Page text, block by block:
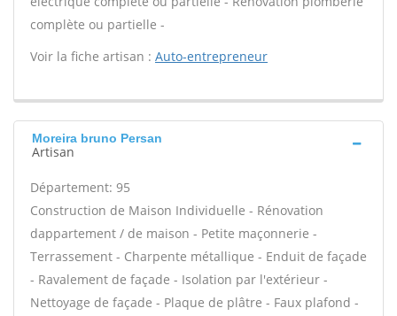
complète ou partielle -
Voir la fiche artisan : Auto-entrepreneur
Moreira bruno Persan
Artisan
Département: 95
Construction de Maison Individuelle - Rénovation
dappartement / de maison - Petite maçonnerie -
Terrassement - Charpente métallique - Enduit de façade
- Ravalement de façade - Isolation par l'extérieur -
Nettoyage de façade - Plaque de plâtre - Faux plafond -